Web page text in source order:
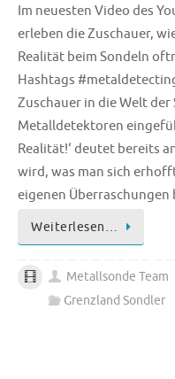
Im neuesten Video des
erleben die Zuschauer,
Realität beim Sondeln
Hashtags
Zuschauer in die Welt der
Metalldetektoren
Realität!‘ deutet bereits
wird, was man sich
eigenen
Weiterlesen…
Metallsonde Team
Grenzland Sondler